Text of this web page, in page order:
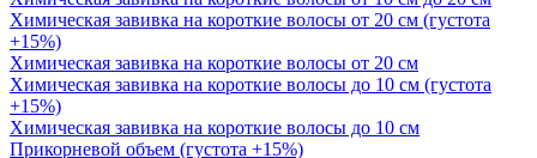
Химическая завивка на короткие волосы от 20 см (густота
+15%)
Химическая завивка на короткие волосы от 20 см
Химическая завивка на короткие волосы до 10 см (густота
+15%)
Химическая завивка на короткие волосы до 10 см
Прикорневой объем (густота +15%)